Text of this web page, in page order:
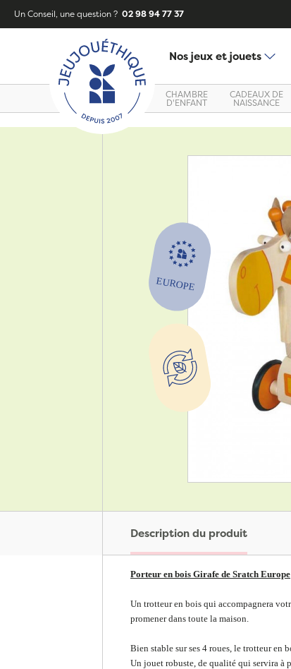
Un Conseil, une question ? 02 98 94 77 37
Nos jeux et jouets
CHAMBRE
D'ENFANT
CADEAUX DE
NAISSANCE
Description du produit
Porteur en bois Girafe de Sratch Europe
Un trotteur en bois qui accompagnera
promener dans toute la maison.
Bien stable sur ses 4 roues, le trotteur en
Un jouet robuste, de qualité qui servira à